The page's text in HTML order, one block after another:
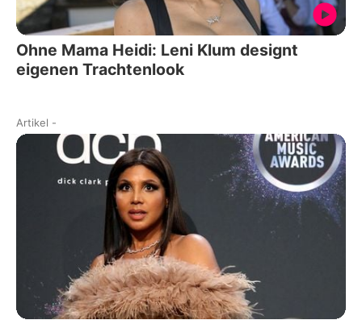
Ohne Mama Heidi: Leni Klum designt
eigenen Trachtenlook
Artikel -